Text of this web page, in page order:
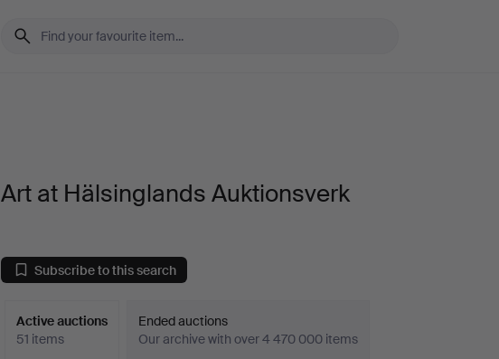
Art at Hälsinglands Auktionsverk
Subscribe to this search
Active auctions
51 items
Ended auctions
Our archive with over 4 470 000 items